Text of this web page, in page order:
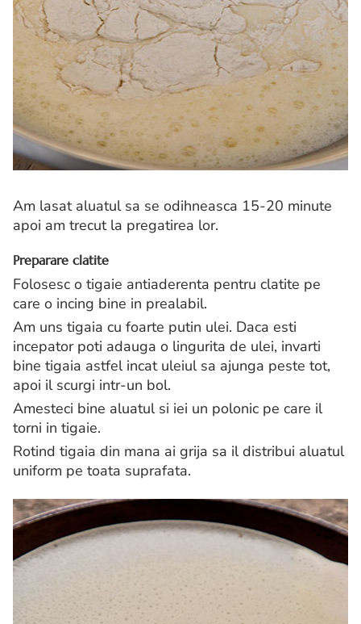
Am lasat aluatul sa se odihneasca 15-20 minute
apoi am trecut la pregatirea lor.
Preparare clatite
Folosesc o tigaie antiaderenta pentru clatite pe
care o incing bine in prealabil.
Am uns tigaia cu foarte putin ulei. Daca esti
incepator poti adauga o lingurita de ulei, invarti
bine tigaia astfel incat uleiul sa ajunga peste tot,
apoi il scurgi intr-un bol.
Amesteci bine aluatul si iei un polonic pe care il
torni in tigaie.
Rotind tigaia din mana ai grija sa il distribui aluatul
uniform pe toata suprafata.